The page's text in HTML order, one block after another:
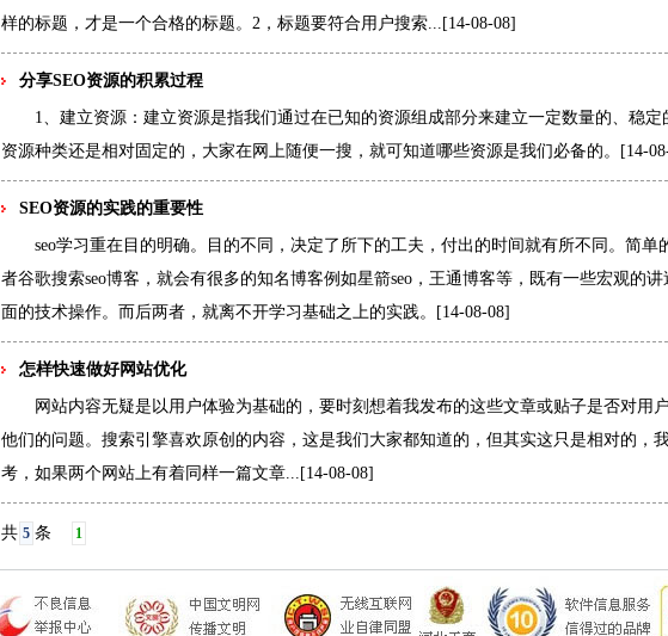
样的标题，才是一个合格的标题。2，标题要符合用户搜索... [14-08-08]
分享SEO资源的积累过程
1、建立资源：建立资源是指我们通过在已知的资源组成部分来建立一定数量的、稳
资源种类还是相对固定的，大家在网上随便一搜，就可知道哪些资源是我们必备的。
[14-
SEO资源的实践的重要性
seo学习重在目的明确。目的不同，决定了所下的工夫，付出的时间就有所不同。简单
者谷歌搜索seo博客，就会有很多的知名博客例如星箭seo，王通博客等，既有一些宏观的
面的技术操作。而后两者，就离不开学习基础之上的实践。
[14-08-08]
怎样快速做好网站优化
网站内容无疑是以用户体验为基础的，要时刻想着我发布的这些文章或贴子是否对用
他们的问题。搜索引擎喜欢原创的内容，这是我们大家都知道的，但其实这只是相对的，
考，如果两个网站上有着同样一篇文章... [14-08-08]
共 5 条 1